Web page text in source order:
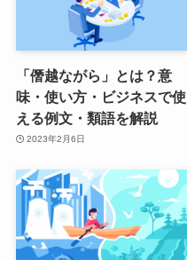
「僭越ながら」とは？意
味・使い方・ビジネスで使
える例文・類語を解説
2023年2月6日